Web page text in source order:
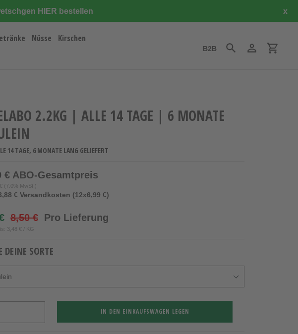
HIER bestellen x
Nüsse
Kirschen
B2B SuchenEinloggen
2.2KG | ALLE 14 TAGE | 6 MONATE
14 TAGE, 6 MONATE LANG GELIEFERT
€ ABO-Gesamtpreis
(7.0% MwSt.)
€ Versandkosten (12x6,99 €)
8,50 € Pro Lieferung
3,48 € / KG
DEINE SORTE
IN DEN EINKAUFSWAGEN LEGEN